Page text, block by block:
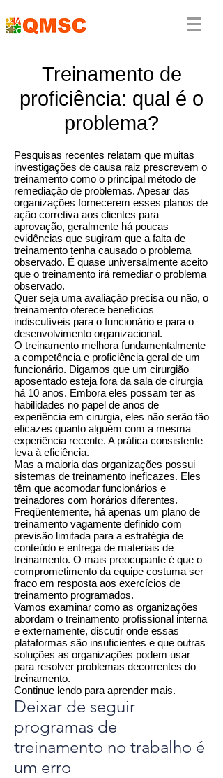
Treinamento de
proficiência: qual é o
problema?
Pesquisas recentes relatam que muitas
investigações de causa raiz prescrevem o
treinamento como o principal método de
remediação de problemas. Apesar das
organizações fornecerem esses planos de
ação corretiva aos clientes para
aprovação, geralmente há poucas
evidências que sugiram que a falta de
treinamento tenha causado o problema
observado. É quase universalmente aceito
que o treinamento irá remediar o problema
observado.
Quer seja uma avaliação precisa ou não, o
treinamento oferece benefícios
indiscutíveis para o funcionário e para o
desenvolvimento organizacional.
O treinamento melhora fundamentalmente
a competência e proficiência geral de um
funcionário. Digamos que um cirurgião
aposentado esteja fora da sala de cirurgia
há 10 anos. Embora eles possam ter as
habilidades no papel de anos de
experiência em cirurgia, eles não serão tão
eficazes quanto alguém com a mesma
experiência recente. A prática consistente
leva à eficiência.
Mas a maioria das organizações possui
sistemas de treinamento ineficazes. Eles
têm que acomodar funcionários e
treinadores com horários diferentes.
Freqüentemente, há apenas um plano de
treinamento vagamente definido com
previsão limitada para a estratégia de
conteúdo e entrega de materiais de
treinamento. O mais preocupante é que o
comprometimento da equipe costuma ser
fraco em resposta aos exercícios de
treinamento programados.
Vamos examinar como as organizações
abordam o treinamento profissional interna
e externamente, discutir onde essas
plataformas são insuficientes e que outras
soluções as organizações podem usar
para resolver problemas decorrentes do
treinamento.
Continue lendo para aprender mais.
Deixar de seguir
programas de
treinamento no trabalho é
um erro